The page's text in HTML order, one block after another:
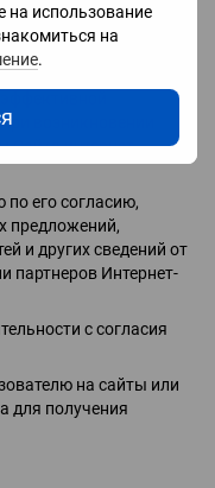
на использование
на
.
подтверждение
возникновении
Сайта интернет-
его согласию,
предложений,
и других сведений от
партнеров Интернет-
с согласия
на сайты или
для получения